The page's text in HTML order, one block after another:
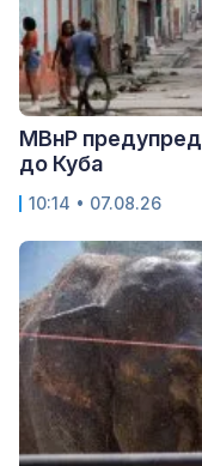
МВнР
до Куба
10:14 • 07.08.26